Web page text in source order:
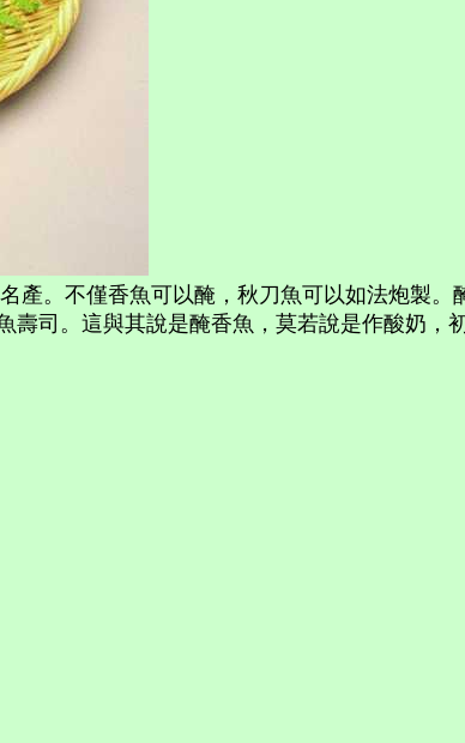
產。不僅香魚可以醃，秋刀魚可以如法炮製
司。這與其說是醃香魚，莫若說是作酸奶